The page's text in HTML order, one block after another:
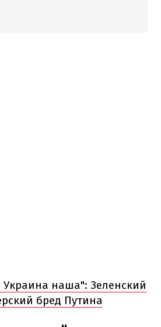
Украина наша": Зеленский
бред Путина